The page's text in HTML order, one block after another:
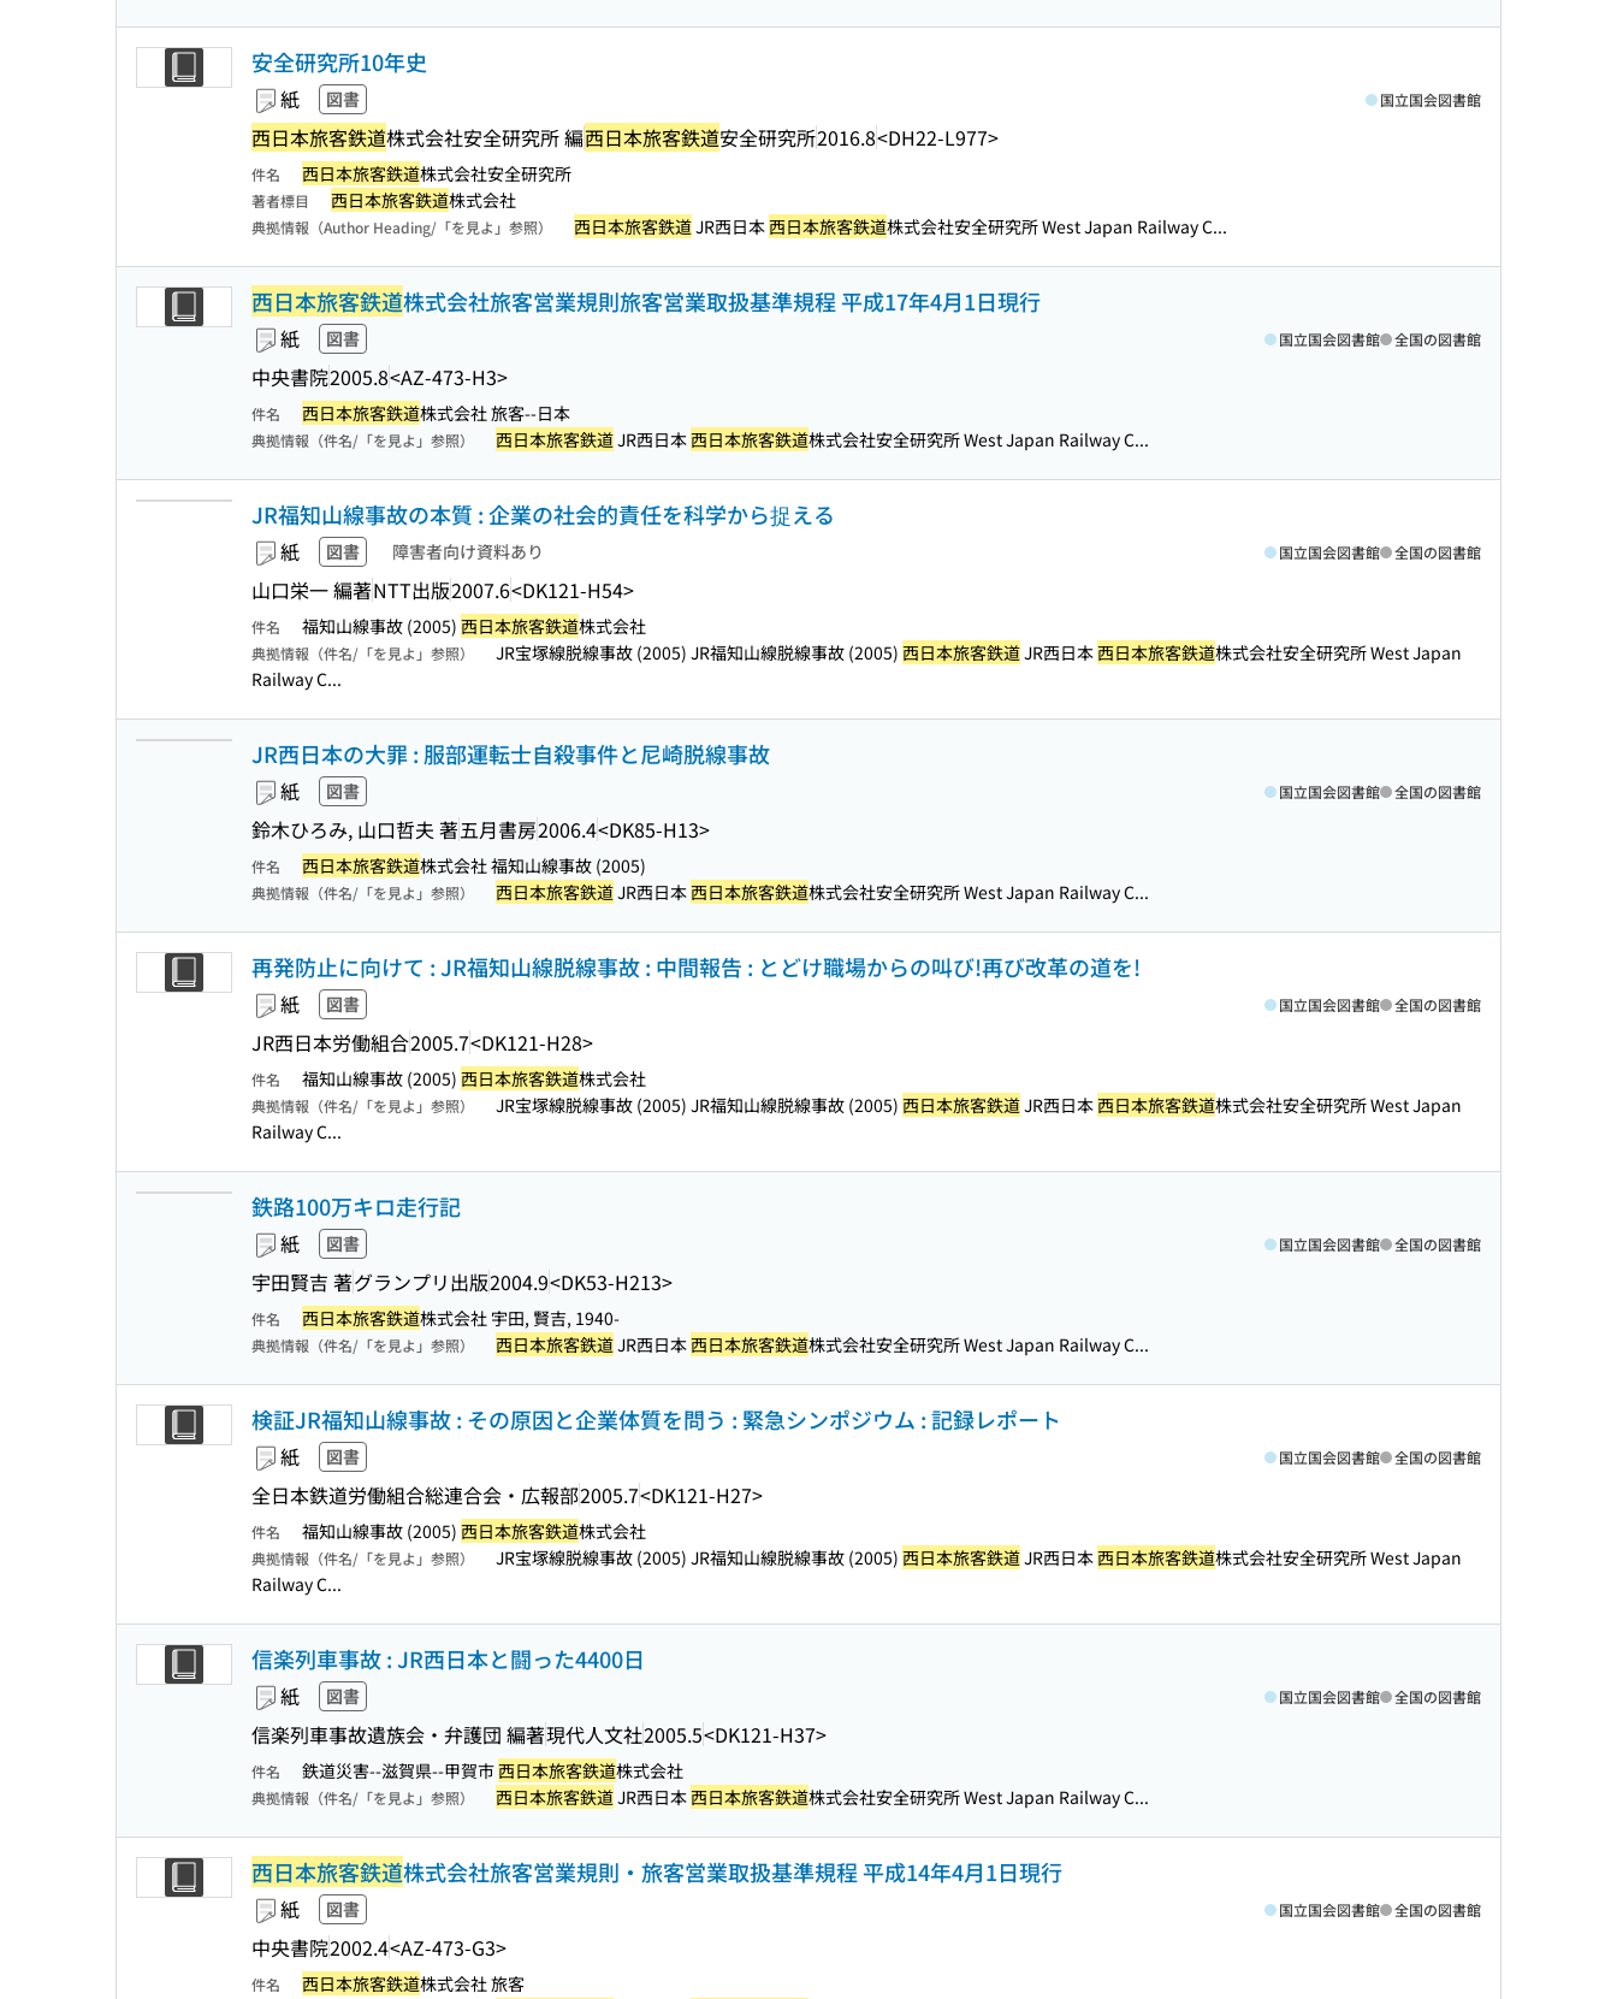
安全研究所10年史
紙 図書
西日本旅客鉄道株式会社安全研究所 編西日本旅客鉄道安全研究所2016.8<DH22-L977>
国立国会図書館
件名 西日本旅客鉄道株式会社安全研究所
著者標目 西日本旅客鉄道株式会社
典拠情報（Author Heading/「を見よ」参照） 西日本旅客鉄道JR西日本西日本旅客鉄道株式会社安全研究所 West Japan Railway C...
西日本旅客鉄道株式会社旅客営業規則旅客営業取扱基準規程 平成17年4月1日現行
紙 図書
中央書院2005.8<AZ-473-H3>
国立国会図書館 全国の図書館
件名 西日本旅客鉄道株式会社 旅客--日本
典拠情報（件名/「を見よ」参照） 西日本旅客鉄道JR西日本西日本旅客鉄道株式会社安全研究所 West Japan Railway C...
JR福知山線事故の本質 : 企業の社会的責任を科学から捉える
紙 図書 障害者向け資料あり
山口栄一 編著NTT出版2007.6<DK121-H54>
国立国会図書館 全国の図書館
件名 福知山線事故 (2005) 西日本旅客鉄道株式会社
典拠情報（件名/「を見よ」参照） JR宝塚線脱線事故 (2005) JR福知山線脱線事故 (2005) 西日本旅客鉄道JR西日本西日本旅客鉄道株式会社安全研究所 West Japan
Railway C...
JR西日本の大罪 : 服部運転士自殺事件と尼崎脱線事故
紙 図書
鈴木ひろみ, 山口哲夫 著五月書房2006.4<DK85-H13>
国立国会図書館 全国の図書館
件名 西日本旅客鉄道株式会社 福知山線事故 (2005)
典拠情報（件名/「を見よ」参照） 西日本旅客鉄道JR西日本西日本旅客鉄道株式会社安全研究所 West Japan Railway C...
再発防止に向けて : JR福知山線脱線事故 : 中間報告 : とどけ職場からの叫び!再び改革の道を!
紙 図書
JR西日本労働組合2005.7<DK121-H28>
国立国会図書館 全国の図書館
件名 福知山線事故 (2005) 西日本旅客鉄道株式会社
典拠情報（件名/「を見よ」参照） JR宝塚線脱線事故 (2005) JR福知山線脱線事故 (2005) 西日本旅客鉄道JR西日本西日本旅客鉄道株式会社安全研究所 West Japan
Railway C...
鉄路100万キロ走行記
紙 図書
宇田賢吉 著グランプリ出版2004.9<DK53-H213>
国立国会図書館 全国の図書館
件名 西日本旅客鉄道株式会社 宇田, 賢吉, 1940-
典拠情報（件名/「を見よ」参照） 西日本旅客鉄道JR西日本西日本旅客鉄道株式会社安全研究所 West Japan Railway C...
検証JR福知山線事故 : その原因と企業体質を問う : 緊急シンポジウム : 記録レポート
紙 図書
全日本鉄道労働組合総連合会・広報部2005.7<DK121-H27>
国立国会図書館 全国の図書館
件名 福知山線事故 (2005) 西日本旅客鉄道株式会社
典拠情報（件名/「を見よ」参照） JR宝塚線脱線事故 (2005) JR福知山線脱線事故 (2005) 西日本旅客鉄道JR西日本西日本旅客鉄道株式会社安全研究所 West Japan
Railway C...
信楽列車事故 : JR西日本と闘った4400日
紙 図書
信楽列車事故遺族会・弁護団 編著現代人文社2005.5<DK121-H37>
国立国会図書館 全国の図書館
件名 鉄道災害--滋賀県--甲賀市西日本旅客鉄道株式会社
典拠情報（件名/「を見よ」参照） 西日本旅客鉄道JR西日本西日本旅客鉄道株式会社安全研究所 West Japan Railway C...
西日本旅客鉄道株式会社旅客営業規則・旅客営業取扱基準規程 平成14年4月1日現行
紙 図書
中央書院2002.4<AZ-473-G3>
国立国会図書館 全国の図書館
件名 西日本旅客鉄道株式会社 旅客